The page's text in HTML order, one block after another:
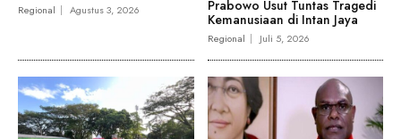
Regional Agustus 3, 2026
Prabowo Usut Tuntas Tragedi
Kemanusiaan di Intan Jaya
Regional Juli 5, 2026